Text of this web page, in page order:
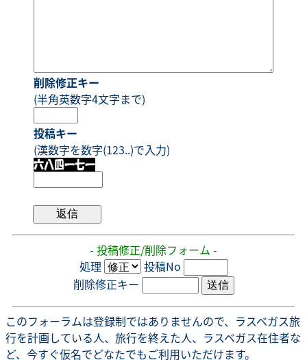
削除修正キー
(半角英数字4文字まで)
投稿キー
(漢数字を数字(123..)で入力)
- 投稿修正/削除フォーム -
処理
投稿No
削除修正キー
このフォーラムは登録制ではありませんので、ラスベガス旅
行を計画している人、旅行を終えた人、ラスベガス在住者な
ど、今すぐ仮名でどなたでもご利用いただけます。